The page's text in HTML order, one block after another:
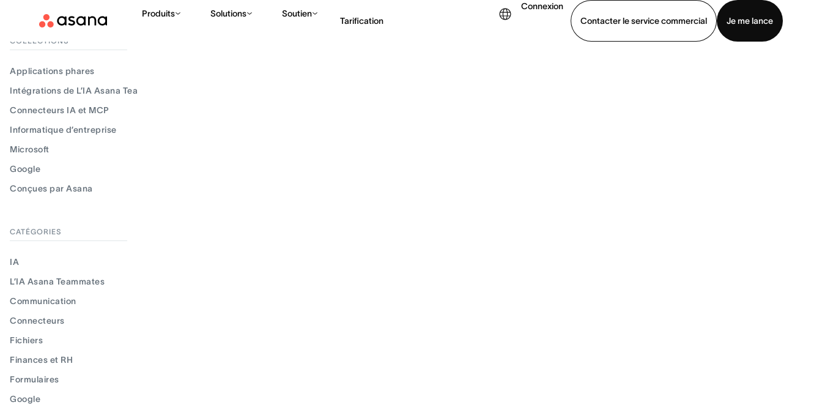
Produits Solutions Soutien
Tarification
Connexion
Contacter le service commercial
Je me lance
Filtrer les résultats
COLLECTIONS
Applications phares
Intégrations de L’IA Asana Teammates
Connecteurs IA et MCP
Informatique d’entreprise
Microsoft
Google
Conçues par Asana
CATÉGORIES
IA
L’IA Asana Teammates
Communication
Connecteurs
Fichiers
Finances et RH
Formulaires
Google